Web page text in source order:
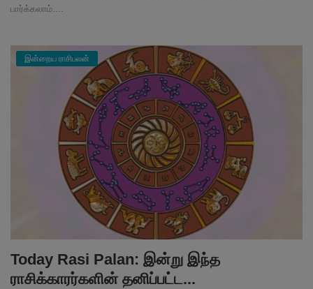
பார்க்கலாம்....
இன்றைய ராசிபலன்
Today Rasi Palan: இன்று இந்த
ராசிக்காரர்களின் தனிப்பட்ட...